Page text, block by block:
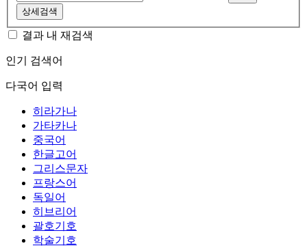
상세검색
결과 내 재검색
인기 검색어
다국어 입력
히라가나
가타카나
중국어
한글고어
그리스문자
프랑스어
독일어
히브리어
괄호기호
학술기호